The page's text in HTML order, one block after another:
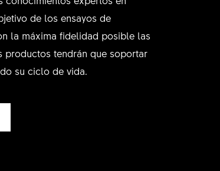
de los ensayos de
la máxima fidelidad posible las
productos tendrán que soportar
su ciclo de vida.